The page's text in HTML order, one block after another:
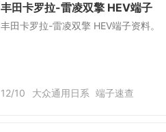
丰田卡罗拉-雷凌双擎 HEV端子
丰田卡罗拉-雷凌双擎 HEV端子资料。
12/10 大众通用日系 端子速查